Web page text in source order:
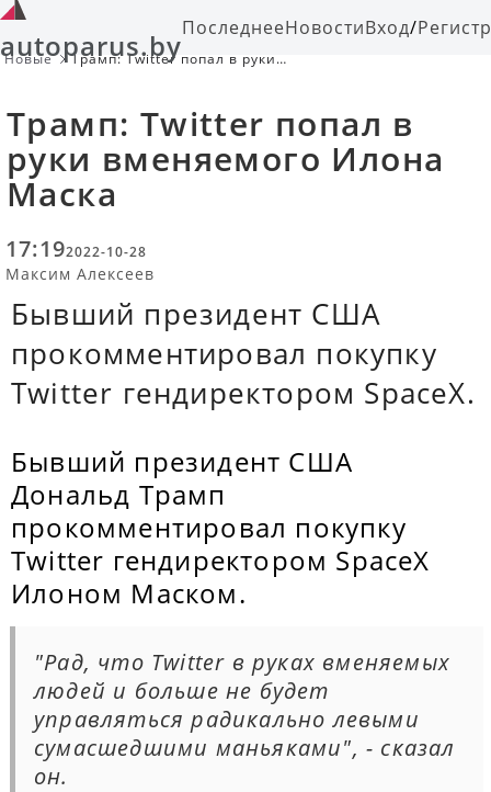
autoparus.byПоследнееНовостиВход/
Новые
Трамп: Twitter попал в руки
Трамп: Twitter попал в
руки вменяемого Илона
Маска
17:192022-10-28
Максим Алексеев
Бывший президент США
прокомментировал покупку
Twitter гендиректором SpaceX.
Бывший президент США
Дональд Трамп
прокомментировал покупку
Twitter гендиректором SpaceX
Илоном Маском.
"Рад, что Twitter в руках вменяемых
людей и больше не будет
управляться радикально левыми
сумасшедшими маньяками", - сказал
он.